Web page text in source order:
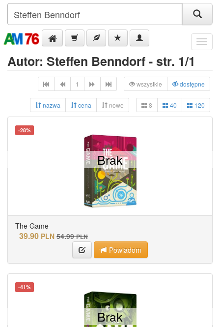
Menu
Autor: Steffen Benndorf - str. 1/1
1 wszystkie dostępne
nazwa cena nowe 8 40 120
-28%
The Game
39.90 PLN 54.99 PLN
Powiadom
Brak
-41%
Brak